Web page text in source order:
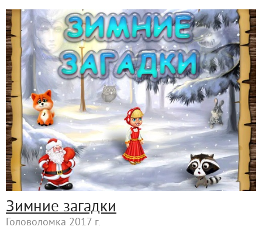
Зимние загадки
Головоломка 2017 г.